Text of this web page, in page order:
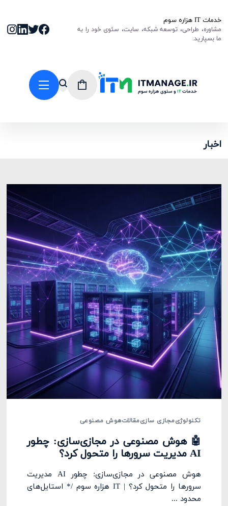
خدمات IT هزاره سوم
مشاوره، طراحی، توسعه شبکه، سایت، سئوی خود را به
ما بسپارید.
اخبار
تکنولوژیمجازی سازیمقالاتهوش مصنوعی
🤖 هوش مصنوعی در مجازی‌سازی: چطور
AI مدیریت سرورها را متحول کرد؟
هوش مصنوعی در مجازی‌سازی: چطور AI مدیریت
سرورها را متحول کرد؟ | IT هزاره سوم /* استایل‌های
محدود ...